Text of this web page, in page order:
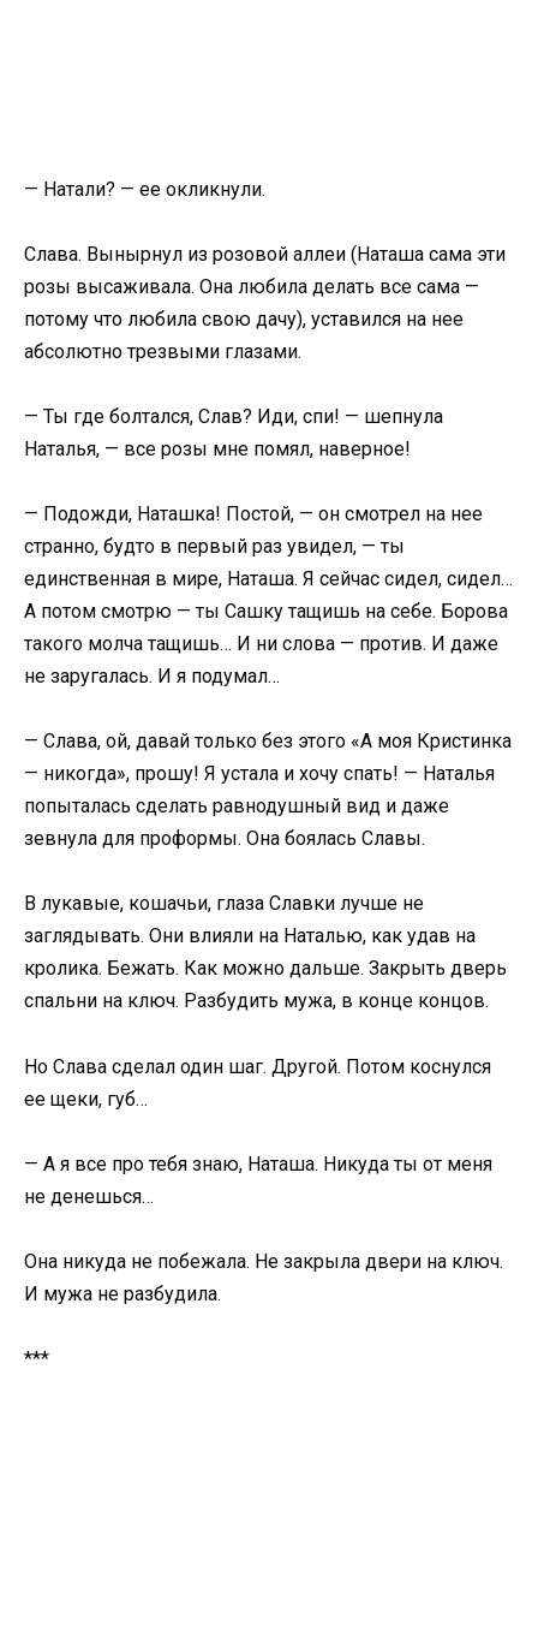
— Натали? — ее окликнули.
Слава. Вынырнул из розовой аллеи (Наташа сама эти
розы высаживала. Она любила делать все сама —
потому что любила свою дачу), уставился на нее
абсолютно трезвыми глазами.
— Ты где болтался, Слав? Иди, спи! — шепнула
Наталья, — все розы мне помял, наверное!
— Подожди, Наташка! Постой, — он смотрел на нее
странно, будто в первый раз увидел, — ты
единственная в мире, Наташа. Я сейчас сидел, сидел…
А потом смотрю — ты Сашку тащишь на себе. Борова
такого молча тащишь… И ни слова — против. И даже
не заругалась. И я подумал…
— Слава, ой, давай только без этого «А моя Кристинка
— никогда», прошу! Я устала и хочу спать! — Наталья
попыталась сделать равнодушный вид и даже
зевнула для проформы. Она боялась Славы.
В лукавые, кошачьи, глаза Славки лучше не
заглядывать. Они влияли на Наталью, как удав на
кролика. Бежать. Как можно дальше. Закрыть дверь
спальни на ключ. Разбудить мужа, в конце концов.
Но Слава сделал один шаг. Другой. Потом коснулся
ее щеки, губ…
— А я все про тебя знаю, Наташа. Никуда ты от меня
не денешься…
Она никуда не побежала. Не закрыла двери на ключ.
И мужа не разбудила.
***